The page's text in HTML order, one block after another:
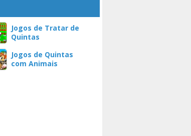
Jogos de Tratar de
Quintas
Jogos de Quintas
com Animais